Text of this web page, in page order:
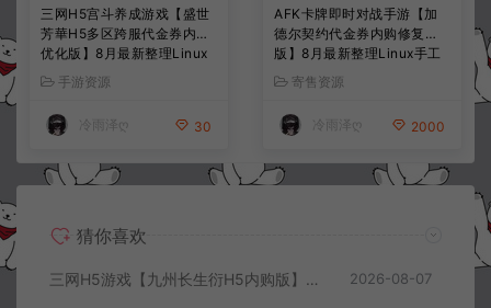
三网H5宫斗养成游戏【盛世
芳華H5多区跨服代金券内购
优化版】8月最新整理Linux
手工服务端+CDK授权后台
+全资源安卓+详细搭建教程
+视频教程
手游资源
冷雨泽ღ 30
AFK卡牌即时对战手游【加
德尔契约代金券内购修复
版】8月最新整理Linux手工
服务端+前后端全套源码+CD
K授权后台+安卓苹果双端
+详细搭建教程+视频教程
寄售资源
冷雨泽ღ 2000
猜你喜欢
三网H5游戏【九州长生衍H5内购版】8月最新整理Linux手工服务端+管理后台+GM授权后台+简易安卓客户端+详细搭建教程+视频教程 2026-08-07